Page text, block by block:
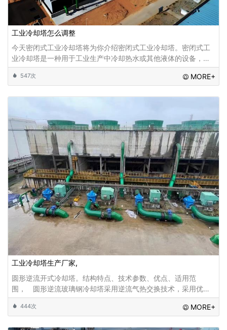
工业冷却塔怎么调整
今天密闭式工业冷却塔将为你介绍密闭式工业冷却塔。密闭式工
业冷却塔是一种用于工业生产中冷却热水或其他液体的设备，主
要通过蒸发换热的方式将热量排放到空气中，从而达到降低液体
温度的效果。在实际应用中，密闭式工业冷
547次 MORE+
工业冷却塔生产厂家,
圆形逆流开式冷却塔。结构特点、技术参数、优点、适用范
围， 圆形逆流玻璃钢冷却塔采用逆流气热交换技术，采用优质
改性聚氯乙烯波片作为填料扩散淋水区域;通过旋转布水，布水均
匀，冷却效果增强...
444次 MORE+